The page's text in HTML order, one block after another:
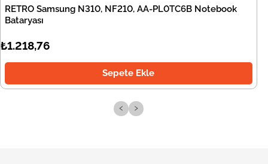
RETRO Samsung N310, NF210, AA-PL0TC6B Notebook
Bataryası
₺1.218,76
Sepete Ekle
‹ ›